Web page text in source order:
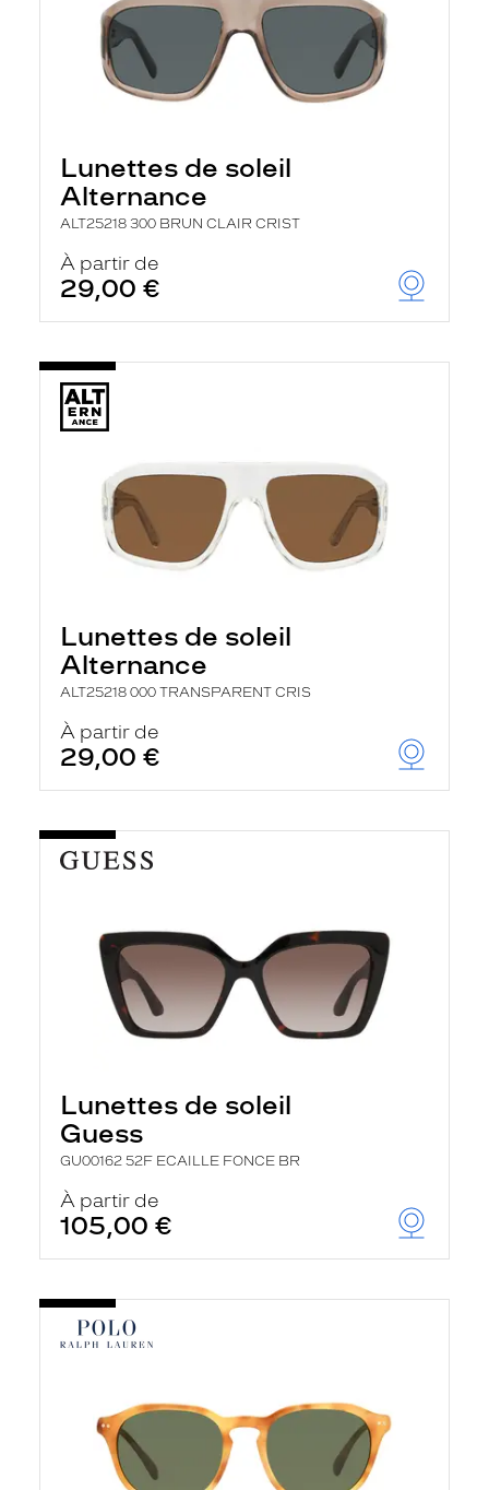
Lunettes de soleil
Alternance
ALT25218 300 BRUN CLAIR CRIST
À partir de
29,00 €
Lunettes de soleil
Alternance
ALT25218 000 TRANSPARENT CRIS
À partir de
29,00 €
Lunettes de soleil
Guess
GU00162 52F ECAILLE FONCE BR
À partir de
105,00 €